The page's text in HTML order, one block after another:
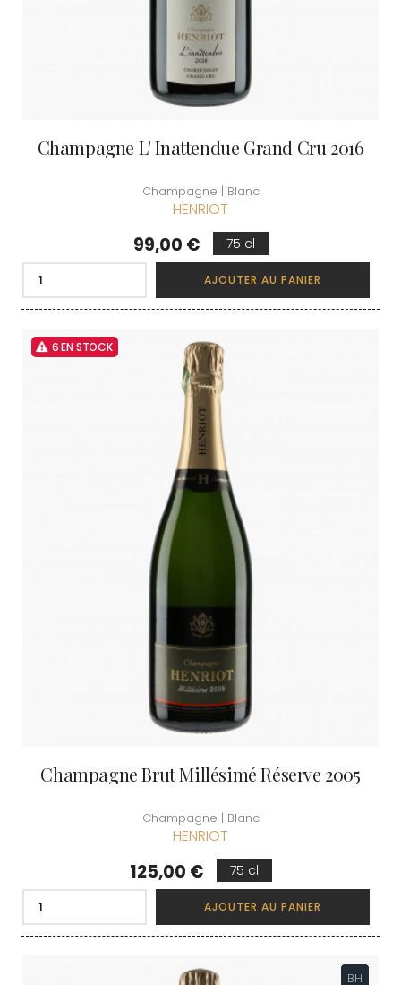
Champagne L' Inattendue Grand Cru 2016
Champagne | Blanc
HENRIOT
Prix
99,00 € 75 cl
AJOUTER AU PANIER
6 EN STOCK
Champagne Brut Millésimé Réserve 2005
Champagne | Blanc
HENRIOT
Prix
125,00 € 75 cl
AJOUTER AU PANIER
BH